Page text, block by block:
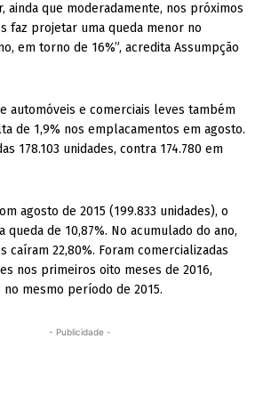
ainda que moderadamente, nos próximos
faz projetar uma queda menor no
em torno de 16%”, acredita Assumpção
automóveis e comerciais leves também
de 1,9% nos emplacamentos em agosto.
178.103 unidades, contra 174.780 em
agosto de 2015 (199.833 unidades), o
queda de 10,87%. No acumulado do ano,
caíram 22,80%. Foram comercializadas
nos primeiros oito meses de 2016,
no mesmo período de 2015.
- Publicidade -